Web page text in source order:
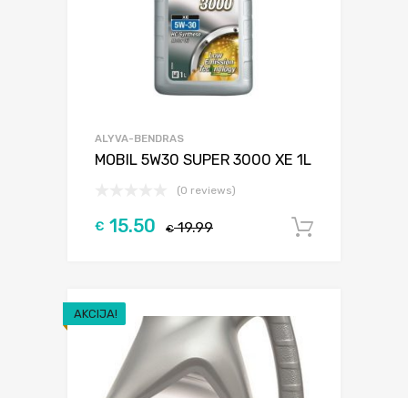
ALYVA-BENDRAS
MOBIL 5W30 SUPER 3000 XE 1L
(0 reviews)
€19.99
€ 15.50
AKCIJA!